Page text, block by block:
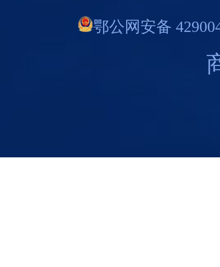
鄂公网安备